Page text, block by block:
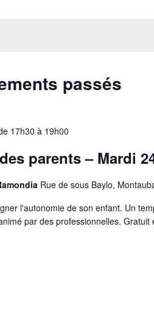
passés
17h30 à 19h00
parents – Mardi
Rue de sous Baylo,
l'autonomie de son enfant. Un
par des professionnelles. Gratuit